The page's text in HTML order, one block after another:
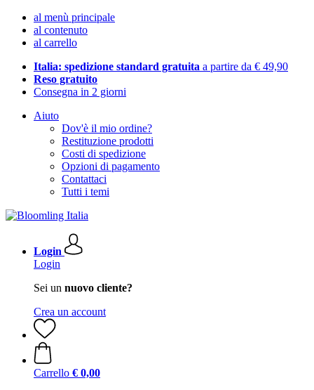
al menù principale
al contenuto
al carrello
Italia: spedizione standard gratuita a partire da € 49,90
Reso gratuito
Consegna in 2 giorni
Aiuto
Dov'è il mio ordine?
Restituzione prodotti
Costi di spedizione
Opzioni di pagamento
Contattaci
Tutti i temi
Login
Login
Sei un nuovo cliente?
Crea un account
Carrello € 0,00